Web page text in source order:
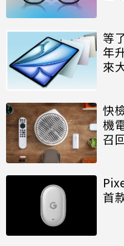
等
年
來
快
機
召
首